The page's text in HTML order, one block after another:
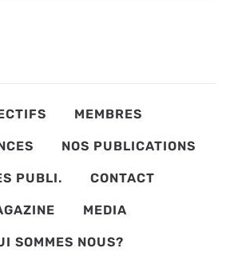
MEMBRES
NOS PUBLICATIONS
PUBLI. CONTACT
MEDIA
SOMMES NOUS?